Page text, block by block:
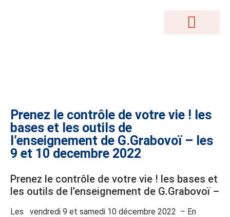
Prenez le contrôle de votre vie ! les
bases et les outils de
l’enseignement de G.Grabovoï – les
9 et 10 decembre 2022
Prenez le contrôle de votre vie ! les bases et
les outils de l’enseignement de G.Grabovoï –
Les vendredi 9 et samedi 10 décembre 2022 – En